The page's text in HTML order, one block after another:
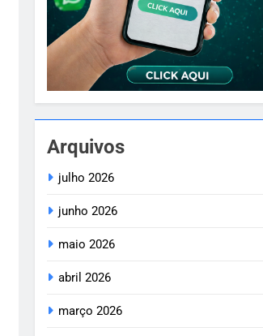
Arquivos
julho 2026
junho 2026
maio 2026
abril 2026
março 2026